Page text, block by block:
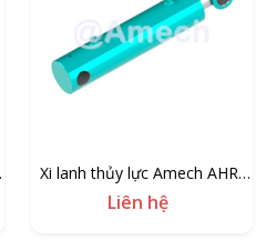
Xi lanh thủy lực Amech AHR-
2P-63/35
Liên hệ